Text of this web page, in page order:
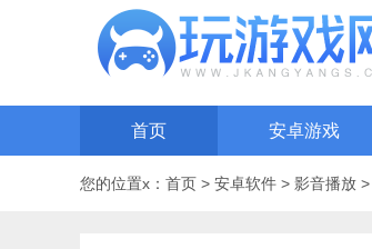
首页 安卓游戏
您的位置x： 首页 > 安卓软件 > 影音播放 >